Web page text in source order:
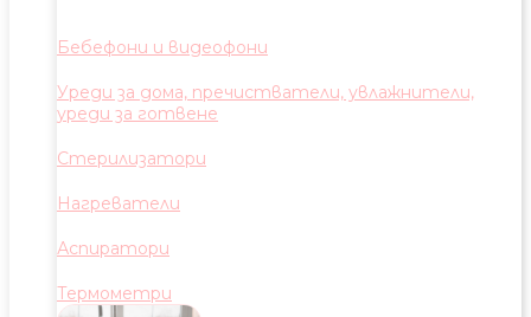
Бебефони и видеофони
Уреди за дома, пречистватели, увлажнители,
уреди за готвене
Стерилизатори
Нагреватели
Аспиратори
Термометри